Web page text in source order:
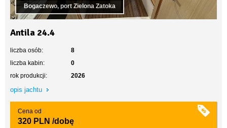
Bogaczewo, port Zielona Zatoka
Antila 24.4
liczba osób:
8
liczba kabin:
0
rok produkcji:
2026
opis jachtu
Cena od
320 PLN /dobę